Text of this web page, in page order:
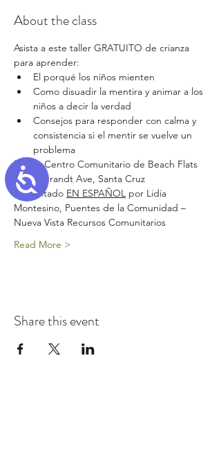
Accessibility
About the class
Asista a este taller GRATUITO de crianza
para aprender:
El porqué los niños mienten
Como disuadir la mentira y animar a los
niños a decir la verdad
Consejos para responder con calma y
consistencia si el mentir se vuelve un
problema
Lugar: Centro Comunitario de Beach Flats
133 Leibrandt Ave, Santa Cruz
Presentado EN ESPAÑOL por Lidia
Montesino, Puentes de la Comunidad –
Nueva Vista Recursos Comunitarios
Read More >
Share this event